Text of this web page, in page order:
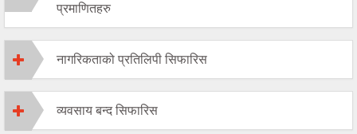
प्रमाणितहरु
नागरिकताको प्रतिलिपी सिफारिस
व्यवसाय बन्द सिफारिस